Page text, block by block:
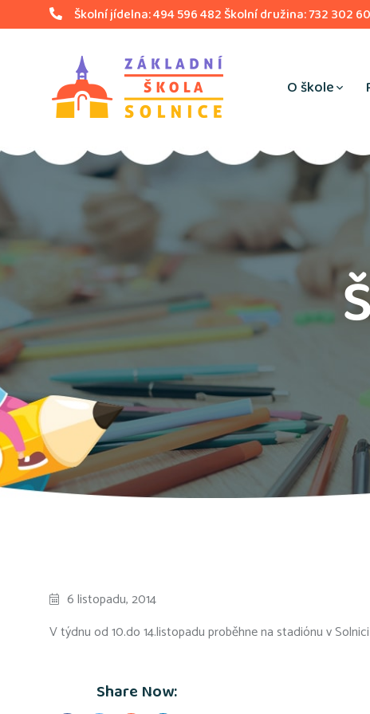
Školní jídelna: 494 596 482 Školní družina: 732 302
O škole
6 listopadu, 2014
V týdnu od 10.do 14.listopadu proběhne na stadiónu v
Share Now: